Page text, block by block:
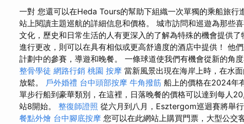
一對 您還可以在Heda Tours的幫助下組織一次單獨的乘船旅
站上閱讀主題巡航的詳細信息和價格。 城市訪問和巡遊為那些
文化，歷史和日常生活的人有更深入的了解為特殊的機會提供
進行更改，則可以在具有相似或更高舒適度的酒店中提供！ 他
計劃中的參賽，導遊和晚餐。 一條球道使我們有機會從新的角度
整骨學徒 網路行銷 桃園 按摩 當新風景出現在海岸上時，在水
放鬆。 戶外婚禮 台中頭部按摩 牛角撥筋 船上的價格在2024年
單步行船到豪華類別，在這裡，日落晚餐的價格可以達到每人
站8開始。 整復師證照 從六月到八月，Esztergom巡迴賽將舉
餐點外燴 台中腳底按摩 您可以在此網站上購買門票，大型公交